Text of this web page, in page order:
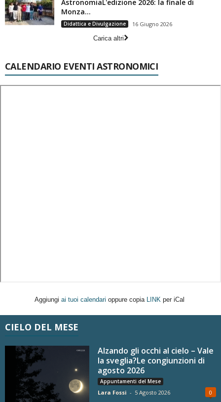
AstronomiaL'edizione 2026: la finale di
Monza...
Didattica e Divulgazione
16 Giugno 2026
Carica altri
CALENDARIO EVENTI ASTRONOMICI
Aggiungi ai tuoi calendari oppure copia LINK per iCal
CIELO DEL MESE
Alzando gli occhi al cielo – Vale
la sveglia?Le congiunzioni di
agosto 2026
Appuntamenti del Mese
Lara Fossi - 5 Agosto 2026 0